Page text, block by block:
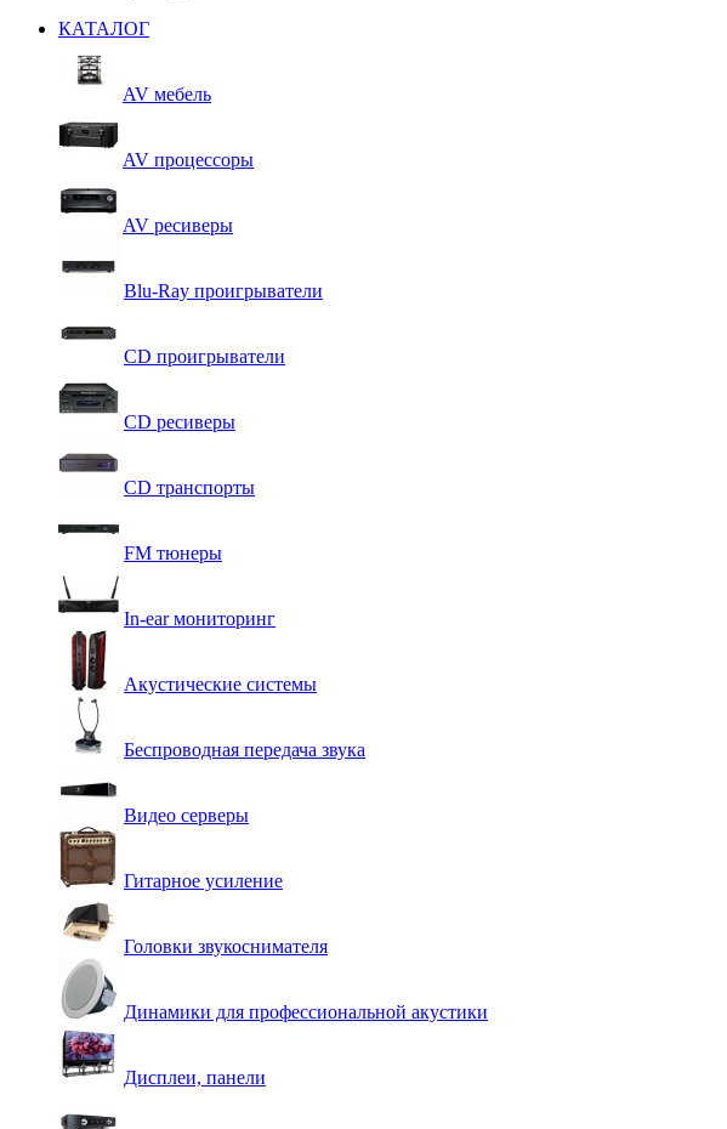
КАТАЛОГ
AV мебель
AV процессоры
AV ресиверы
Blu-Ray проигрыватели
CD проигрыватели
CD ресиверы
CD транспорты
FM тюнеры
In-ear мониторинг
Акустические системы
Беспроводная передача звука
Видео серверы
Гитарное усиление
Головки звукоснимателя
Динамики для профессиональной акустики
Дисплеи, панели